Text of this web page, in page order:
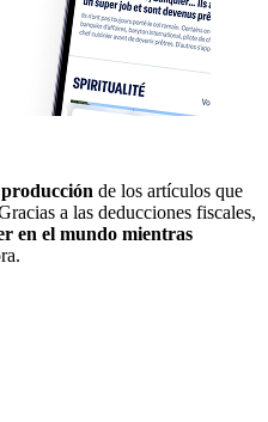
de los artículos que
a las deducciones fiscales,
en el mundo mientras